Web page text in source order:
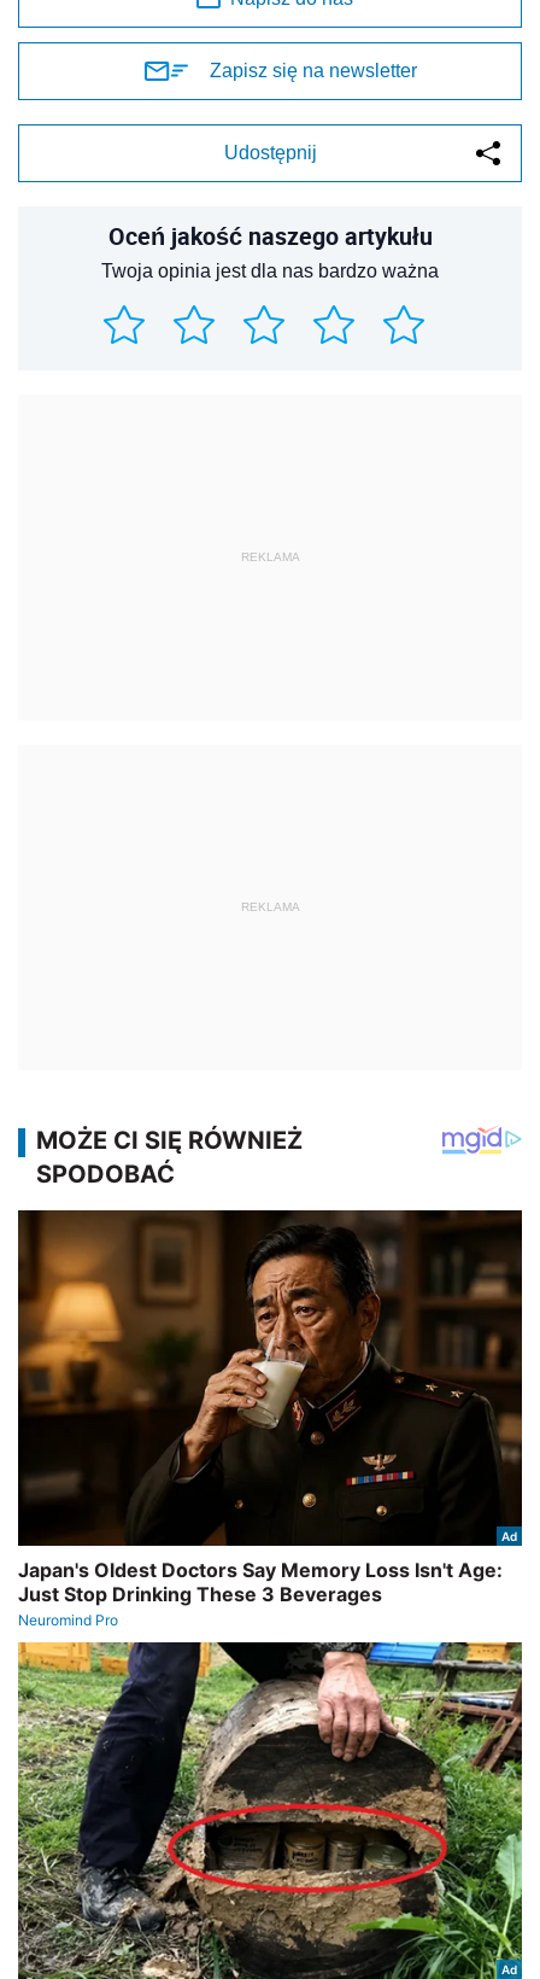
Zapisz się na newsletter
Udostępnij
Oceń jakość naszego artykułu
Twoja opinia jest dla nas bardzo ważna
REKLAMA
REKLAMA